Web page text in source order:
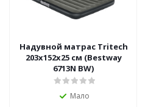
Надувной матрас Tritech
203x152x25 см (Bestway
6713N BW)
Мало